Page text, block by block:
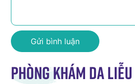
Phòng khám da liễu